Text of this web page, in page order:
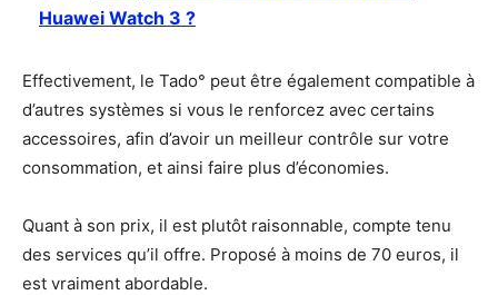
Huawei Watch 3 ?
Effectivement, le Tado° peut être également compatible à
d’autres systèmes si vous le renforcez avec certains
accessoires, afin d’avoir un meilleur contrôle sur votre
consommation, et ainsi faire plus d’économies.
Quant à son prix, il est plutôt raisonnable, compte tenu
des services qu’il offre. Proposé à moins de 70 euros, il
est vraiment abordable.